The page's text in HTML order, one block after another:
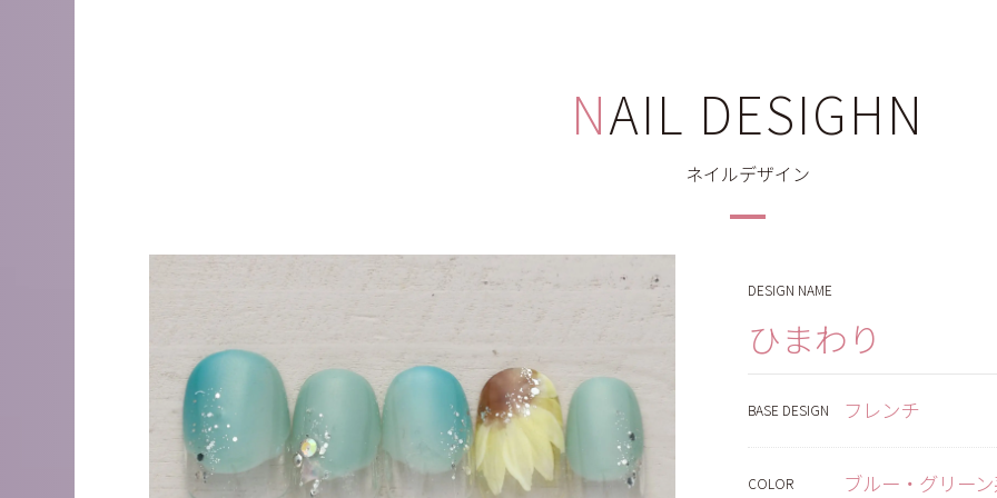
NAIL DESIGHN
ネイルデザイン
DESIGN NAME
ひまわり
BASE DESIGN フレンチ
COLOR ブルー・グリー